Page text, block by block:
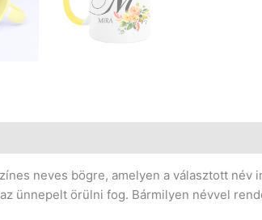
neves bögre, amelyen a választott
ünnepelt örülni fog. Bármilyen névvel